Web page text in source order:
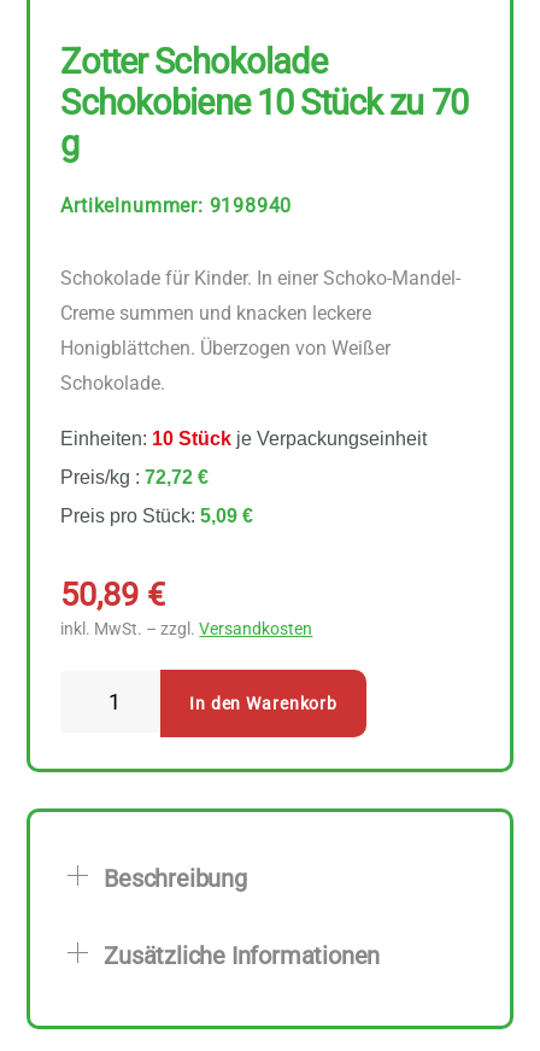
Zotter Schokolade
Schokobiene 10 Stück zu 70
g
Artikelnummer: 9198940
Schokolade für Kinder. In einer Schoko-Mandel-
Creme summen und knacken leckere
Honigblättchen. Überzogen von Weißer
Schokolade.
Einheiten: 10 Stück je Verpackungseinheit
Preis/kg :72,72 €
Preis pro Stück:5,09 €
50,89 €
inkl. MwSt. – zzgl.Versandkosten
zu
Menge
In den Warenkorb
Beschreibung
Zusätzliche Informationen